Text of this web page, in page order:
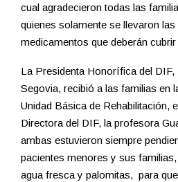
cual agradecieron todas las
quienes solamente se llevaron
medicamentos que deberán
La Presidenta Honorífica del
Segovia, recibió a las familias en
Unidad Básica de Rehabilitación,
Directora del DIF, la profesora
ambas estuvieron siempre
pacientes menores y sus
agua fresca y palomitas, para